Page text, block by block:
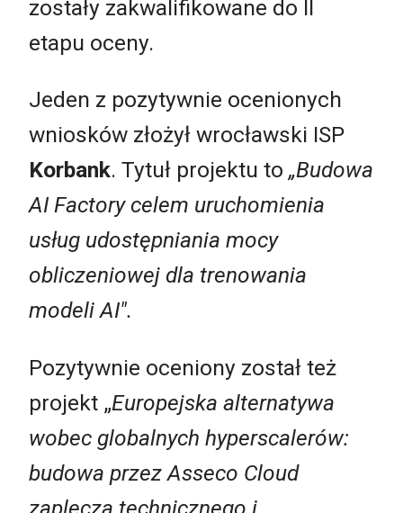
zostały zakwalifikowane do II
etapu oceny.
Jeden z pozytywnie ocenionych
wniosków złożył wrocławski ISP
Korbank. Tytuł projektu to „Budowa
AI Factory celem uruchomienia
usług udostępniania mocy
obliczeniowej dla trenowania
modeli AI".
Pozytywnie oceniony został też
projekt „Europejska alternatywa
wobec globalnych hyperscalerów:
budowa przez Asseco Cloud